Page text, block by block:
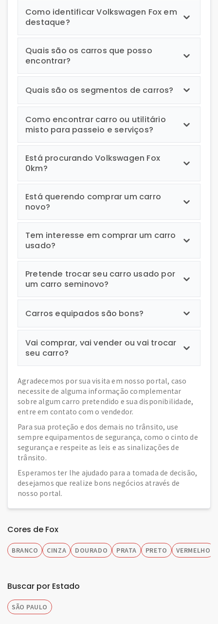
Como identificar Volkswagen Fox em
destaque?
Quais são os carros que posso
encontrar?
Quais são os segmentos de carros?
Como encontrar carro ou utilitário
misto para passeio e serviços?
Está procurando Volkswagen Fox
0km?
Está querendo comprar um carro
novo?
Tem interesse em comprar um carro
usado?
Pretende trocar seu carro usado por
um carro seminovo?
Carros equipados são bons?
Vai comprar, vai vender ou vai trocar
seu carro?
Agradecemos por sua visita em nosso portal, caso
necessite de alguma informação complementar
sobre algum carro pretendido e sua disponibilidade,
entre em contato com o vendedor.
Para sua proteção e dos demais no trânsito, use
sempre equipamentos de segurança, como o cinto de
segurança e respeite as leis e as sinalizações de
trânsito.
Esperamos ter lhe ajudado para a tomada de decisão,
desejamos que realize bons negócios através de
nosso portal.
Cores de Fox
BRANCO CINZA DOURADO PRATA PRETO VERMELHO
Buscar por Estado
SÃO PAULO